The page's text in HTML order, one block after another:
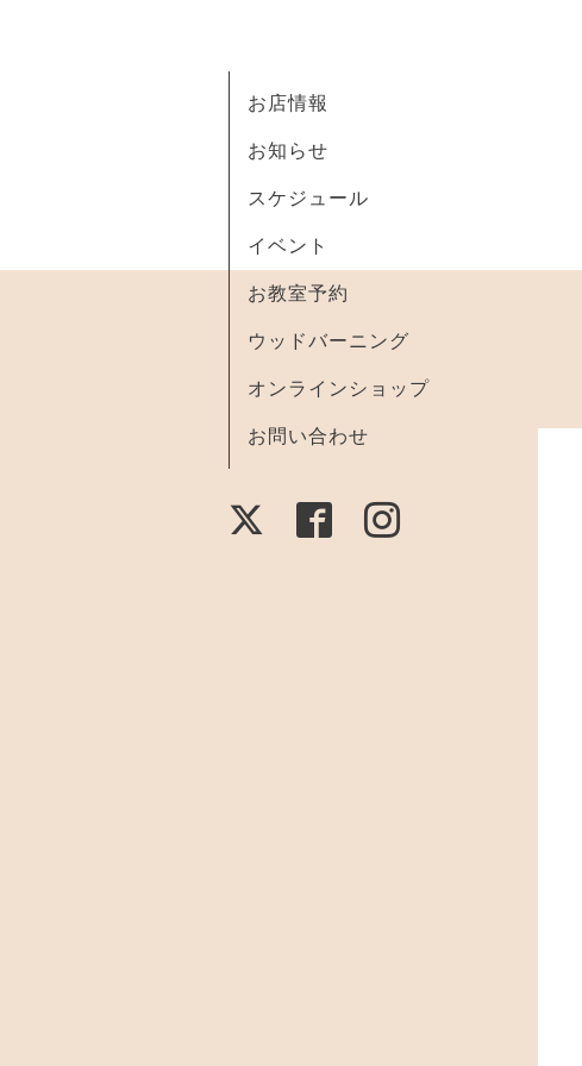
お店情報
お知らせ
スケジュール
イベント
お教室予約
ウッドバーニング
オンラインショップ
お問い合わせ